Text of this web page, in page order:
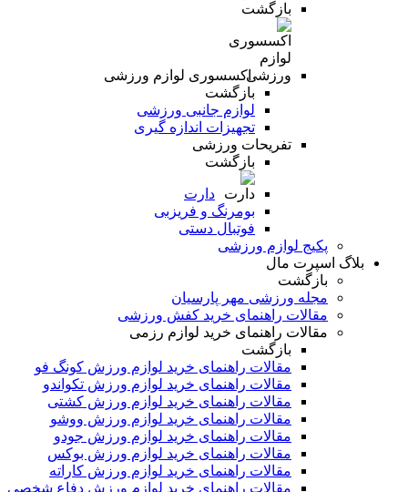
بازگشت
اکسسوری لوازم ورزشی
بازگشت
لوازم جانبی ورزشی
تجهیزات اندازه گیری
تفریحات ورزشی
بازگشت
دارت
بومرنگ و فریزبی
فوتبال دستی
پکیج لوازم ورزشی
بلاگ اسپرت مال
بازگشت
مجله ورزشی مهر پارسیان
مقالات راهنمای خرید کفش ورزشی
مقالات راهنمای خرید لوازم رزمی
بازگشت
مقالات راهنمای خرید لوازم ورزش کونگ فو
مقالات راهنمای خرید لوازم ورزش تکواندو
مقالات راهنمای خرید لوازم ورزش کشتی
مقالات راهنمای خرید لوازم ورزش ووشو
مقالات راهنمای خرید لوازم ورزش جودو
مقالات راهنمای خرید لوازم ورزش بوکس
مقالات راهنمای خرید لوازم ورزش کاراته
مقالات راهنمای خرید لوازم ورزش دفاع شخصی